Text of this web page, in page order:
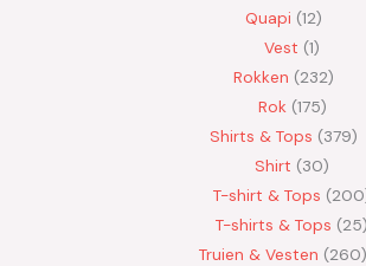
Quapi 12
Vest 1
Rokken 232
Rok 175
Shirts & Tops 379
Shirt
30
T-shirt & Tops
200
T-shirts & Tops
25
Truien & Vesten
260